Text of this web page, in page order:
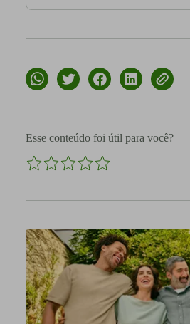
Esse conteúdo foi útil para você?